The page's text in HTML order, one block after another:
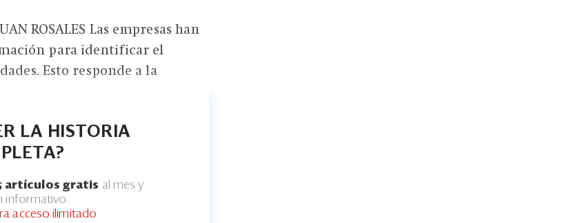
ROSALES Las empresas han
para identificar el
Esto responde a la
LA HISTORIA
artículos gratis al mes y
informativo.
acceso ilimitado